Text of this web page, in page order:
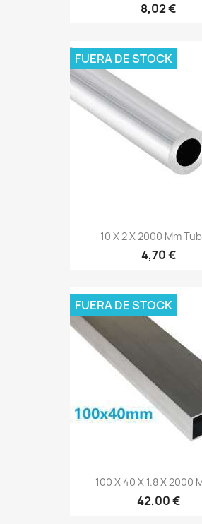
8,02 €
10 X 2 X 2000 Mm
4,70 €
FUERA DE STOCK
100 X 40 X 1.8 X 2000
42,00 €
FUERA DE STOCK